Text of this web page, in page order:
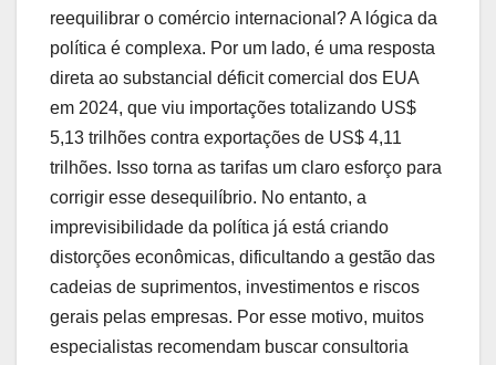
reequilibrar o comércio internacional? A lógica da
política é complexa. Por um lado, é uma resposta
direta ao substancial déficit comercial dos EUA
em 2024, que viu importações totalizando US$
5,13 trilhões contra exportações de US$ 4,11
trilhões. Isso torna as tarifas um claro esforço para
corrigir esse desequilíbrio. No entanto, a
imprevisibilidade da política já está criando
distorções econômicas, dificultando a gestão das
cadeias de suprimentos, investimentos e riscos
gerais pelas empresas. Por esse motivo, muitos
especialistas recomendam buscar consultoria